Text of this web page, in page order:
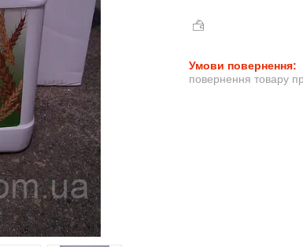
повернення товару